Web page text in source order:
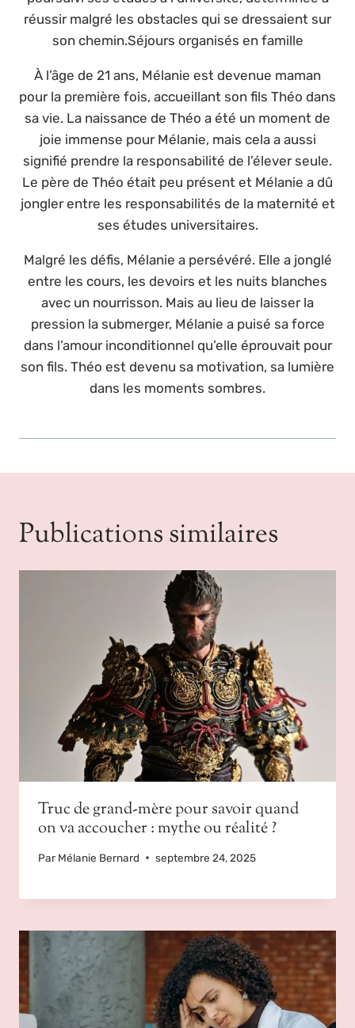
réussir malgré les obstacles qui se dressaient sur
son chemin.Séjours organisés en famille
À l’âge de 21 ans, Mélanie est devenue maman
pour la première fois, accueillant son fils Théo dans
sa vie. La naissance de Théo a été un moment de
joie immense pour Mélanie, mais cela a aussi
signifié prendre la responsabilité de l’élever seule.
Le père de Théo était peu présent et Mélanie a dû
jongler entre les responsabilités de la maternité et
ses études universitaires.
Malgré les défis, Mélanie a persévéré. Elle a jonglé
entre les cours, les devoirs et les nuits blanches
avec un nourrisson. Mais au lieu de laisser la
pression la submerger, Mélanie a puisé sa force
dans l’amour inconditionnel qu’elle éprouvait pour
son fils. Théo est devenu sa motivation, sa lumière
dans les moments sombres.
Publications similaires
Truc de grand-mère pour savoir quand
on va accoucher : mythe ou réalité ?
Par Mélanie Bernard septembre 24, 2025